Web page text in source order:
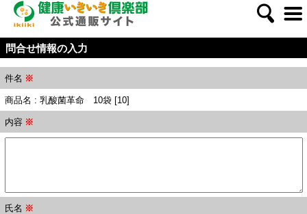
問合せ情報の入力
件名 ※
商品名 : 乳酸菌革命 10袋 [10]
内容 ※
氏名 ※